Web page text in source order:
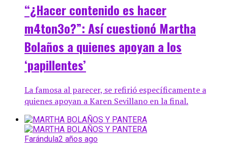
“¿Hacer contenido es hacer
m4ton3o?”: Así cuestionó Martha
Bolaños a quienes apoyan a los
‘papillentes’
La famosa al parecer, se refirió específicamente a
quienes apoyan a Karen Sevillano en la final.
Farándula2 años ago